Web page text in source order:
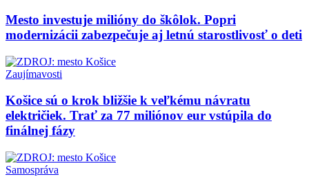
Mesto investuje milióny do škôlok. Popri
modernizácii zabezpečuje aj letnú starostlivosť o deti
Zaujímavosti
Košice sú o krok bližšie k veľkému návratu
električiek. Trať za 77 miliónov eur vstúpila do
finálnej fázy
Samospráva